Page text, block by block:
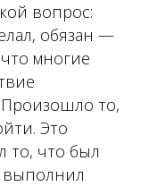
вопрос:
обязан —
многие
то,
Это
то, что был
выполнил